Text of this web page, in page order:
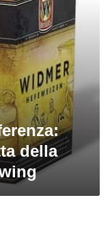
della